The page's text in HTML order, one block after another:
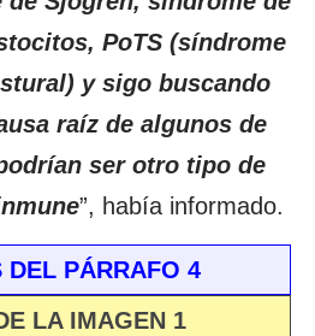
PoTS (síndrome
y sigo buscando
raíz de algunos de
ser otro tipo de
”, había informado.
DEL PÁRRAFO 4
LA IMAGEN 1